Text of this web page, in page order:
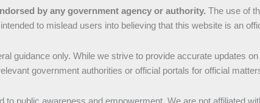
by any government agency or authority. The use of
to mislead users into believing that this website is an
guidance only. While we strive to provide accurate updates
government authorities or official portals for official